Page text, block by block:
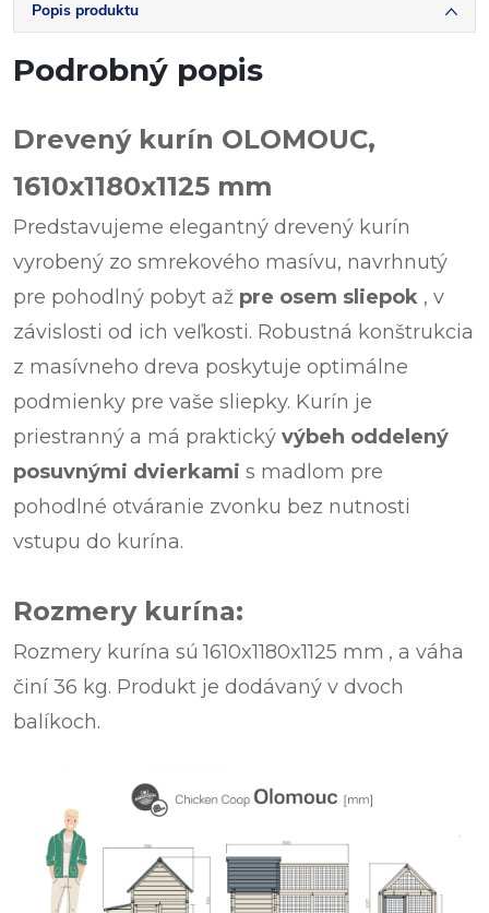
Popis produktu
Podrobný popis
Drevený kurín OLOMOUC,
1610x1180x1125 mm
Predstavujeme elegantný drevený kurín
vyrobený zo smrekového masívu, navrhnutý
pre pohodlný pobyt až pre osem sliepok , v
závislosti od ich veľkosti. Robustná konštrukcia
z masívneho dreva poskytuje optimálne
podmienky pre vaše sliepky. Kurín je
priestranný a má praktický výbeh oddelený
posuvnými dvierkami s madlom pre
pohodlné otváranie zvonku bez nutnosti
vstupu do kurína.
Rozmery kurína:
Rozmery kurína sú 1610x1180x1125 mm , a váha
činí 36 kg. Produkt je dodávaný v dvoch
balíkoch.